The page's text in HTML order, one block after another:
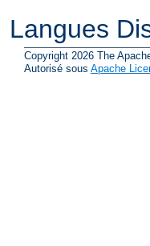
Langues
Copyright 2026 The
Autorisé sous Apache